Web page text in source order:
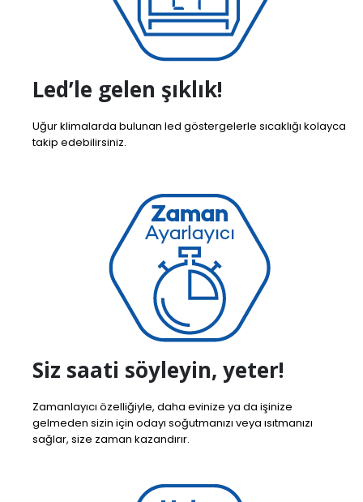
Led’le gelen şıklık!
Uğur klimalarda bulunan led göstergelerle sıcaklığı kolayca
takip edebilirsiniz.
Siz saati söyleyin, yeter!
Zamanlayıcı özelliğiyle, daha evinize ya da işinize
gelmeden sizin için odayı soğutmanızı veya ısıtmanızı
sağlar, size zaman kazandırır.